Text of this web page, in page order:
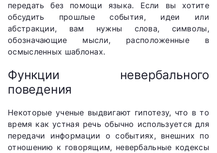
передать без помощи языка. Если вы хотите
обсудить прошлые события, идеи или
абстракции, вам нужны слова, символы,
обозначающие мысли, расположенные в
осмысленных шаблонах.
Функции невербального
поведения
Некоторые ученые выдвигают гипотезу, что в то
время как устная речь обычно используется для
передачи информации о событиях, внешних по
отношению к говорящим, невербальные кодексы